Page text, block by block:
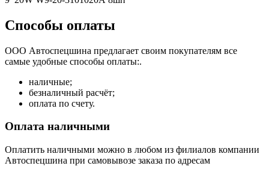
Способы оплаты
ООО Автоспецшина предлагает своим покупателям все
самые удобные способы оплаты:.
наличные;
безналичный расчёт;
оплата по счету.
Оплата наличными
Оплатить наличными можно в любом из филиалов компании
Автоспецшина при самовывозе заказа по адресам